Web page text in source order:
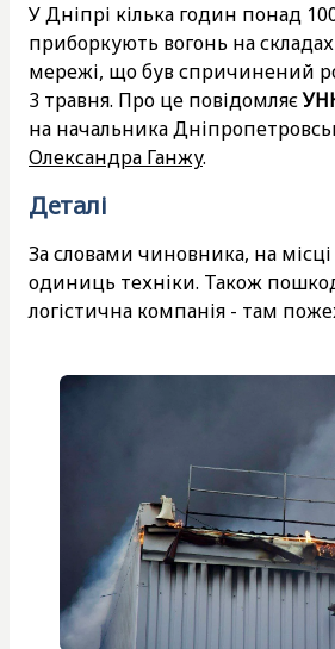
У Дніпрі кілька годин понад
приборкують вогонь на складах
мережі, що був спричинений
3 травня. Про це повідомляє
на начальника
Олександра Ганжу.
Деталі
За словами чиновника, на
одиниць техніки. Також
логістична компанія - там